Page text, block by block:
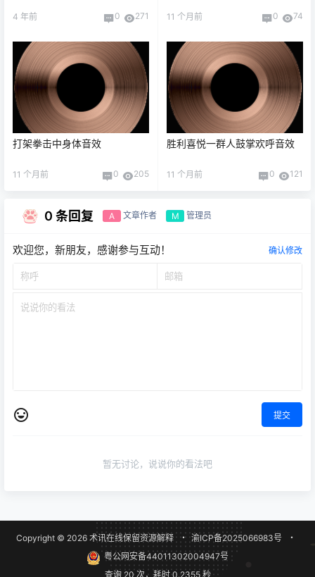
4 年前 0 271 11 个月前 0 74
打架拳击中身体音效
11 个月前 0 205
胜利喜悦一群人鼓掌欢呼音效
11 个月前 0 121
0 条回复 A 文章作者 M 管理员
欢迎您，新朋友，感谢参与互动！ 确认修改
提交
暂无讨论，说说你的看法吧
Copyright © 2026术讯在线保留资源解释 ・ 渝ICP备2025066983号
・
粤公网安备44011302004947号
查询 20 次，耗时 0.2355 秒